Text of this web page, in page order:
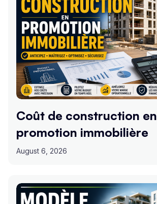
Coût de construction en
promotion immobilière
August 6, 2026